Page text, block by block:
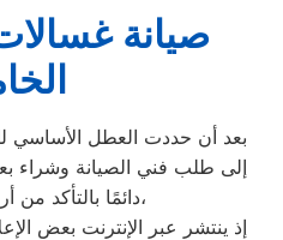
صيانة
بعد أن حددت العطل الأساسي
إلى طلب فني الصيانة وشراء
دائمًا بالتأكد من،
إذ ينتشر عبر الإنترنت بعض